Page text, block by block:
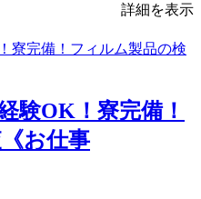
詳細を表示
験OK！寮完備！
お仕事